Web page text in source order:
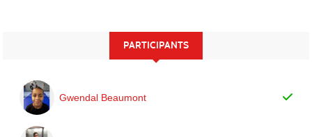
PARTICIPANTS
Gwendal Beaumont